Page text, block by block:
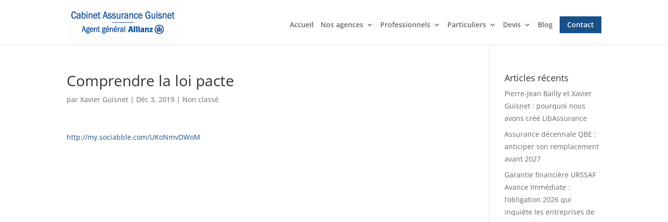
Accueil Nos agences Professionnels Particuliers Devis Blog Contact
Comprendre la loi pacte
parXavier Guisnet | Déc 3, 2019 | Non classé
http://my.sociabble.com/UKoNmvDWoM
Articles récents
Pierre-Jean Bailly et Xavier
Guisnet : pourquoi nous
avons créé LibAssurance
Assurance décennale QBE :
anticiper son remplacement
avant 2027
Garantie financière URSSAF
Avance Immédiate :
l’obligation 2026 qui
inquiète les entreprises de